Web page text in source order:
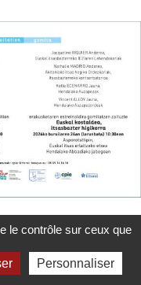
| 11:00
le contrôle sur ceux que
Personnaliser